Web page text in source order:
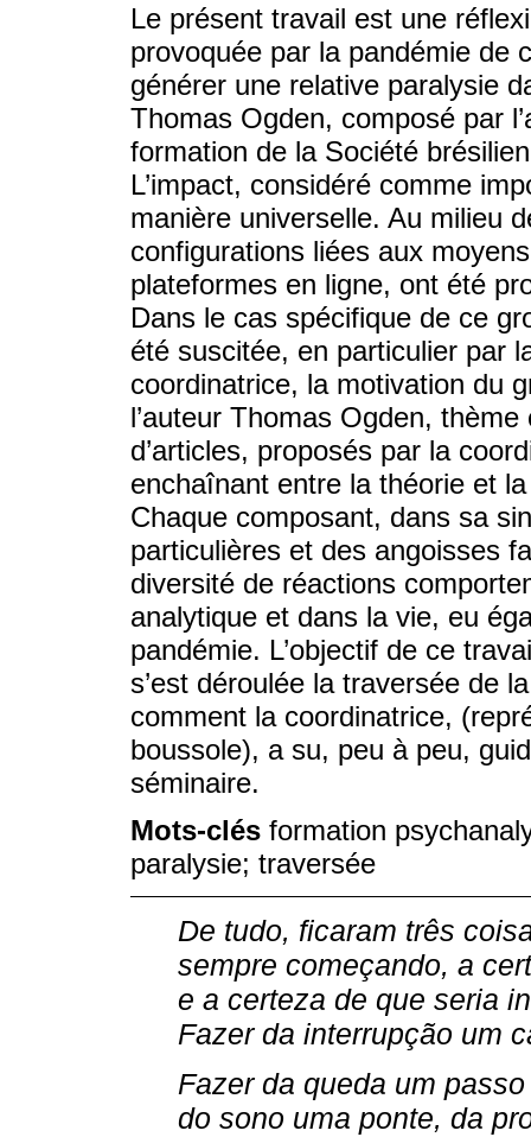
Le présent travail est une
provoquée par la pandémie de
générer une relative paralysie
Thomas Ogden, composé par
formation de la Société
L’impact, considéré comme
manière universelle. Au milieu
configurations liées aux
plateformes en ligne, ont été
Dans le cas spécifique de ce
été suscitée, en particulier par
coordinatrice, la motivation du
l’auteur Thomas Ogden,
d’articles, proposés par la
enchaînant entre la théorie et
Chaque composant, dans sa
particulières et des angoisses
diversité de réactions
analytique et dans la vie, eu
pandémie. L’objectif de ce
s’est déroulée la traversée de
comment la coordinatrice,
boussole), a su, peu à peu,
séminaire.
Mots-clés formation
paralysie; traversée
De tudo, ficaram três
sempre começando, a
e a certeza de que seria
Fazer da interrupção um
Fazer da queda um
do sono uma ponte, da